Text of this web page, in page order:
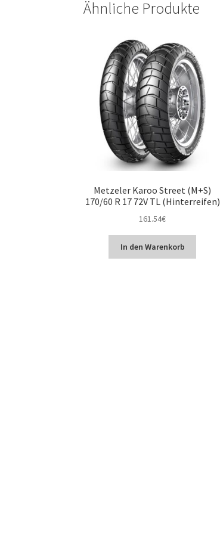
Ähnliche Produkte
Metzeler Karoo Street (M+S)
170/60 R 17 72V TL (Hinterreifen)
161.54€
In den Warenkorb